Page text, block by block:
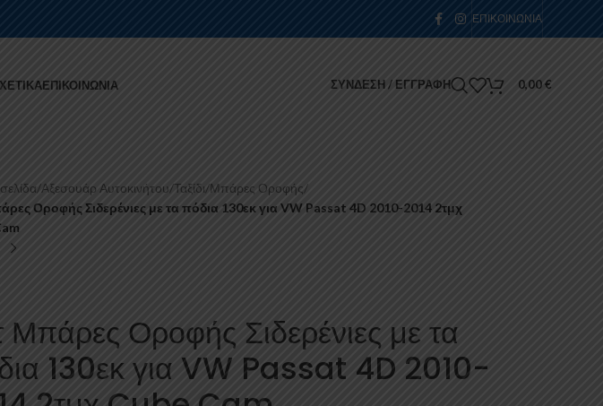
ΕΠΙΚΟΙΝΩΝΊΑ
ΕΠΙΚΟΙΝΩΝΊΑ ΣΎΝΔΕΣΗ / ΕΓΓΡΑΦΉ 0,00€
/Αξεσουάρ Αυτοκινήτου/Ταξίδι/Μπάρες Οροφής/
Οροφής Σιδερένιες με τα πόδια 130εκ για VW Passat 4D 2010-2014 2τμχ
Μπάρες Οροφής Σιδερένιες με τα
130εκ για VW Passat 4D 2010-